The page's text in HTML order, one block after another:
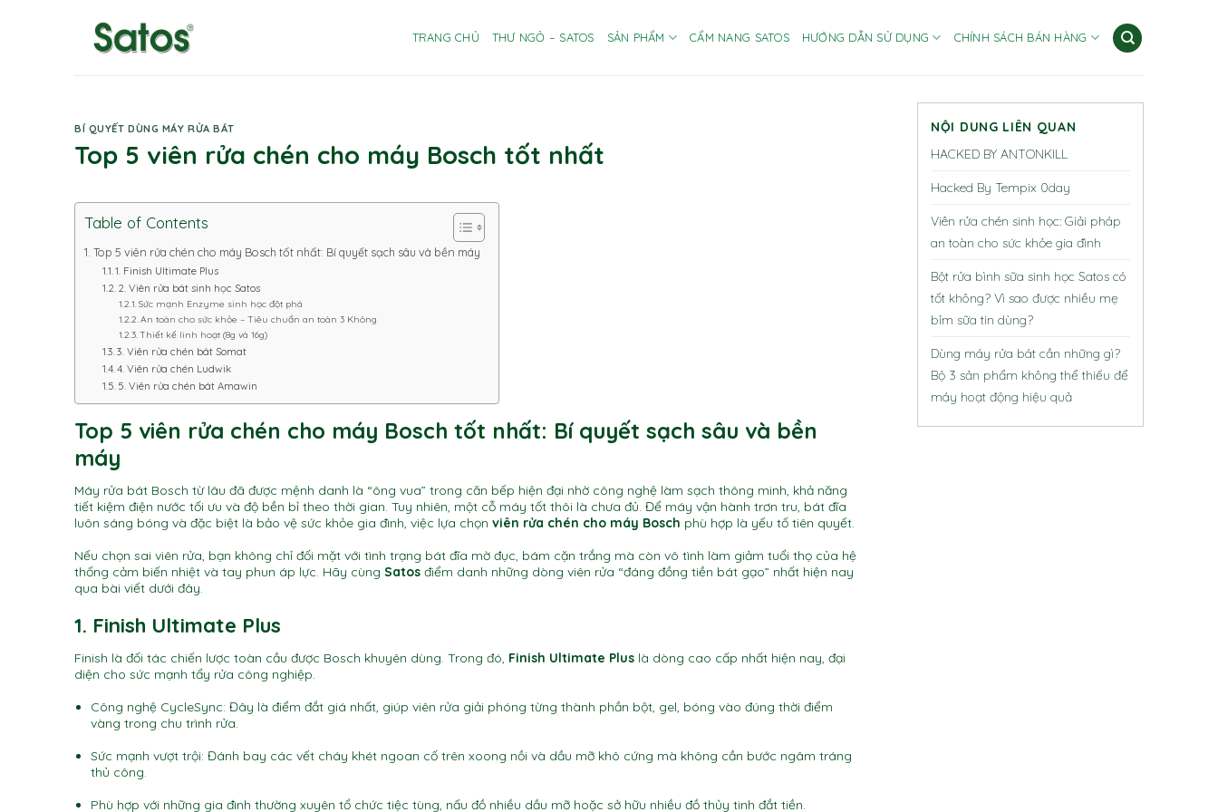
TRANG CHỦ THƯ NGỎ – SATOS SẢN PHẨM CẨM NANG SATOS HƯỚNG DẪN SỬ DỤNG CHÍNH SÁCH BÁN HÀNG
BÍ QUYẾT DÙNG MÁY RỬA BÁT
Top 5 viên rửa chén cho máy Bosch tốt nhất
Table of Contents
Top 5 viên rửa chén cho máy Bosch tốt nhất: Bí quyết sạch sâu và bền máy
1. Finish Ultimate Plus
2. Viên rửa bát sinh học Satos
Sức mạnh Enzyme sinh học đột phá
An toàn cho sức khỏe – Tiêu chuẩn an toàn 3 Không
Thiết kế linh hoạt (8g và 16g)
3. Viên rửa chén bát Somat
4. Viên rửa chén Ludwik
5. Viên rửa chén bát Amawin
Top 5 viên rửa chén cho máy Bosch tốt nhất: Bí quyết sạch sâu và bền
máy
Máy rửa bát Bosch từ lâu đã được mệnh danh là “ông vua” trong căn bếp hiện đại nhờ công nghệ làm sạch thông minh, khả năng
tiết kiệm điện nước tối ưu và độ bền bỉ theo thời gian. Tuy nhiên, một cỗ máy tốt thôi là chưa đủ. Để máy vận hành trơn tru, bát đĩa
luôn sáng bóng và đặc biệt là bảo vệ sức khỏe gia đình, việc lựa chọn viên rửa chén cho máy Bosch phù hợp là yếu tố tiên quyết.
Nếu chọn sai viên rửa, bạn không chỉ đối mặt với tình trạng bát đĩa mờ đục, bám cặn trắng mà còn vô tình làm giảm tuổi thọ của hệ
thống cảm biến nhiệt và tay phun áp lực. Hãy cùng Satos điểm danh những dòng viên rửa “đáng đồng tiền bát gạo” nhất hiện nay
qua bài viết dưới đây.
1. Finish Ultimate Plus
Finish là đối tác chiến lược toàn cầu được Bosch khuyên dùng. Trong đó, Finish Ultimate Plus là dòng cao cấp nhất hiện nay, đại
diện cho sức mạnh tẩy rửa công nghiệp.
Công nghệ CycleSync: Đây là điểm đắt giá nhất, giúp viên rửa giải phóng từng thành phần bột, gel, bóng vào đúng thời điểm
vàng trong chu trình rửa.
Sức mạnh vượt trội: Đánh bay các vết cháy khét ngoan cố trên xoong nồi và dầu mỡ khô cứng mà không cần bước ngâm tráng
thủ công.
Phù hợp với những gia đình thường xuyên tổ chức tiệc tùng, nấu đồ nhiều dầu mỡ hoặc sở hữu nhiều đồ thủy tinh đắt tiền.
NỘI DUNG LIÊN QUAN
HACKED BY ANTONKILL
Hacked By Tempix 0day
Viên rửa chén sinh học: Giải pháp
an toàn cho sức khỏe gia đình
Bột rửa bình sữa sinh học Satos có
tốt không? Vì sao được nhiều mẹ
bỉm sữa tin dùng?
Dùng máy rửa bát cần những gì?
Bộ 3 sản phẩm không thể thiếu để
máy hoạt động hiệu quả